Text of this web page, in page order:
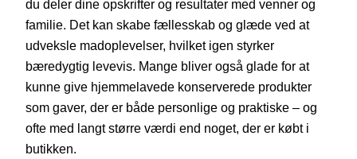
du deler dine opskrifter og resultater med venner og
familie. Det kan skabe fællesskab og glæde ved at
udveksle madoplevelser, hvilket igen styrker
bæredygtig levevis. Mange bliver også glade for at
kunne give hjemmelavede konserverede produkter
som gaver, der er både personlige og praktiske – og
ofte med langt større værdi end noget, der er købt i
butikken.